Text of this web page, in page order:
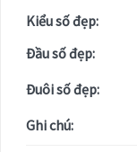
Kiểu số đẹp:
Đầu số đẹp:
Đuôi số đẹp:
Ghi chú: